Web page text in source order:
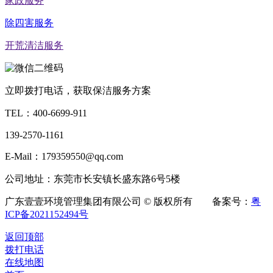
除四害服务
开荒清洁服务
立即拨打电话，获取保洁服务方案
TEL： 400-6699-911
139-2570-1161
E-Mail：179359550@qq.com
公司地址：东莞市长安镇长盛东路6号5楼
广东壹壹环境管理集团有限公司 © 版权所有 备案号： 粤
ICP备2021152494号
返回顶部
拨打电话
在线地图